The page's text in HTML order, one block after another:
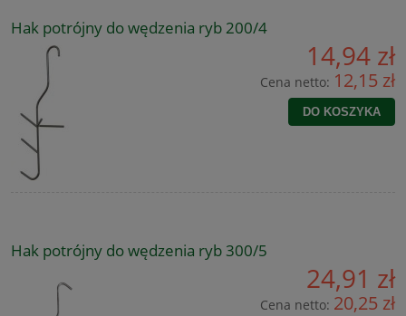
Hak potrójny do wędzenia ryb 200/4
14,94 zł
Cena netto: 12,15 zł
DO KOSZYKA
Hak potrójny do wędzenia ryb 300/5
24,91 zł
Cena netto: 20,25 zł